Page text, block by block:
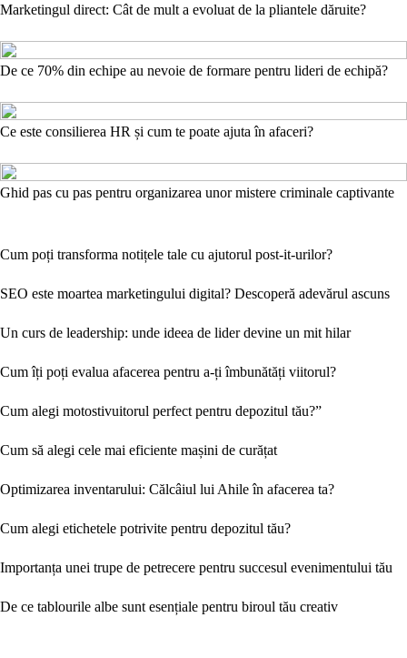
Marketingul direct: Cât de mult a evoluat de la pliantele dăruite?
De ce 70% din echipe au nevoie de formare pentru lideri de echipă?
Ce este consilierea HR și cum te poate ajuta în afaceri?
Ghid pas cu pas pentru organizarea unor mistere criminale captivante
Cum poți transforma notițele tale cu ajutorul post-it-urilor?
SEO este moartea marketingului digital? Descoperă adevărul ascuns
Un curs de leadership: unde ideea de lider devine un mit hilar
Cum îți poți evalua afacerea pentru a-ți îmbunătăți viitorul?
Cum alegi motostivuitorul perfect pentru depozitul tău?”
Cum să alegi cele mai eficiente mașini de curățat
Optimizarea inventarului: Călcâiul lui Ahile în afacerea ta?
Cum alegi etichetele potrivite pentru depozitul tău?
Importanța unei trupe de petrecere pentru succesul evenimentului tău
De ce tablourile albe sunt esențiale pentru biroul tău creativ